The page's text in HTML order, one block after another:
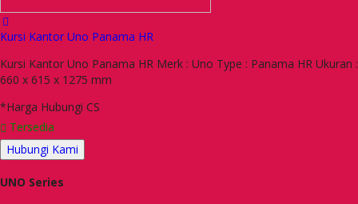
Kursi Kantor Uno Panama HR
Kursi Kantor Uno Panama HR Merk : Uno Type : Panama HR Ukuran :
660 x 615 x 1275 mm
*Harga Hubungi CS
Tersedia
Hubungi Kami
UNO Series